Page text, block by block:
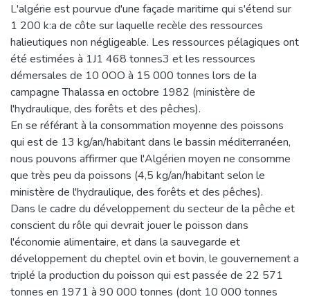
L'algérie est pourvue d'une façade maritime qui s'étend sur
1 200 k:a de côte sur laquelle recèle des ressources
halieutiques non négligeable. Les ressources pélagiques ont
été estimées à 1J1 468 tonnes3 et les ressources
démersales de 10 0OO à 15 000 tonnes lors de la
campagne Thalassa en octobre 1982 (ministère de
l'hydraulique, des forêts et des pêches).
En se référant à la consommation moyenne des poissons
qui est de 13 kg/an/habitant dans le bassin méditerranéen,
nous pouvons affirmer que l'Algérien moyen ne consomme
que très peu da poissons (4,5 kg/an/habitant selon le
ministère de l'hydraulique, des forêts et des pêches).
Dans le cadre du développement du secteur de la pêche et
conscient du rôle qui devrait jouer le poisson dans
l'économie alimentaire, et dans la sauvegarde et
développement du cheptel ovin et bovin, le gouvernement a
triplé la production du poisson qui est passée de 22 571
tonnes en 1971 à 90 000 tonnes (dont 10 000 tonnes